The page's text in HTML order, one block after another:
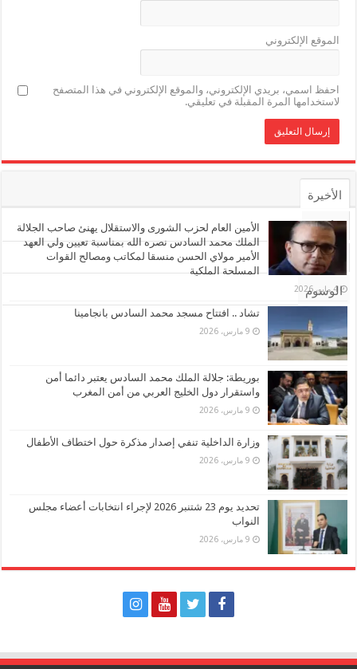
الموقع الإلكتروني
احفظ اسمي، بريدي الإلكتروني، والموقع الإلكتروني في هذا المتصفح
لاستخدامها المرة المقبلة في تعليقي.
الأخيرة
الأشهر
تعليقات
الوسوم
الأمين العام لحزب الشورى والاستقلال يهنئ صاحب الجلالة
الملك محمد السادس نصره الله بمناسبة تعيين ولي العهد
الأمير مولاي الحسن منسقا لمكاتب ومصالح القوات
المسلحة الملكية
4 مايو، 2026
تشاد .. افتتاح مسجد محمد السادس بانجامينا
9 مارس، 2026
بوريطة: جلالة الملك محمد السادس يعتبر دائما أمن
واستقرار دول الخليج العربي من أمن المغرب
9 مارس، 2026
وزارة الداخلية تنفي إصدار مذكرة حول اختطاف الأطفال
9 مارس، 2026
تحديد يوم 23 شتنبر 2026 لإجراء انتخابات أعضاء مجلس
النواب
9 مارس، 2026